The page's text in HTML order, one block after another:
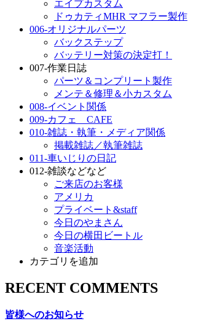
エイプカスタム
ドゥカティMHR マフラー製作
006-オリジナルパーツ
バックステップ
バッテリー対策の決定打！
007-作業日誌
パーツ＆コンプリート製作
メンテ＆修理＆小カスタム
008-イベント関係
009-カフェ CAFE
010-雑誌・執筆・メディア関係
掲載雑誌／執筆雑誌
011-車いじりの日記
012-雑談などなど
ご来店のお客様
アメリカ
プライベート&staff
今日のやまさん
今日の横田ビートル
音楽活動
カテゴリを追加
RECENT COMMENTS
皆様へのお知らせ